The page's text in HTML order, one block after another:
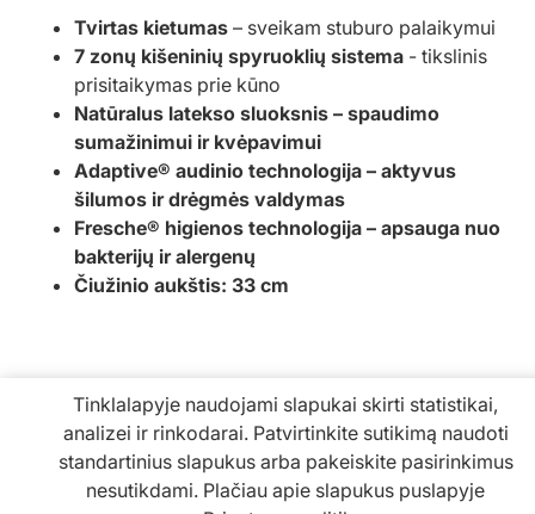
Tvirtas kietumas – sveikam stuburo palaikymui
7 zonų kišeninių spyruoklių sistema - tikslinis
prisitaikymas prie kūno
Natūralus latekso sluoksnis – spaudimo
sumažinimui ir kvėpavimui
Adaptive® audinio technologija –aktyvus
šilumos ir drėgmės valdymas
Fresche® higienos technologija –apsauga nuo
bakterijų ir alergenų
Čiužinio aukštis: 33 cm
Tinklalapyje naudojami slapukai skirti statistikai,
analizei ir rinkodarai. Patvirtinkite sutikimą naudoti
standartinius slapukus arba pakeiskite pasirinkimus
nesutikdami. Plačiau apie slapukus puslapyje